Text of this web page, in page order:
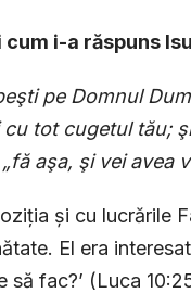
i-a răspuns
pe Domnul
tot cugetul tău;
aşa, şi vei avea
și cu lucrările
El era
să fac?’ (Luca